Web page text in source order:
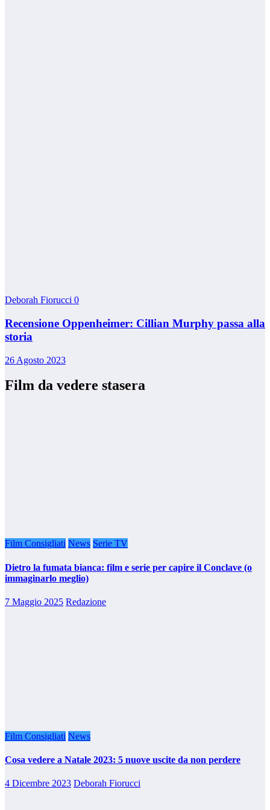
Deborah Fiorucci 0
Recensione Oppenheimer: Cillian Murphy passa alla
storia
26 Agosto 2023
Film da vedere stasera
Film Consigliati News Serie TV
Dietro la fumata bianca: film e serie per capire il Conclave (o
immaginarlo meglio)
7 Maggio 2025 Redazione
Film Consigliati News
Cosa vedere a Natale 2023: 5 nuove uscite da non perdere
4 Dicembre 2023 Deborah Fiorucci